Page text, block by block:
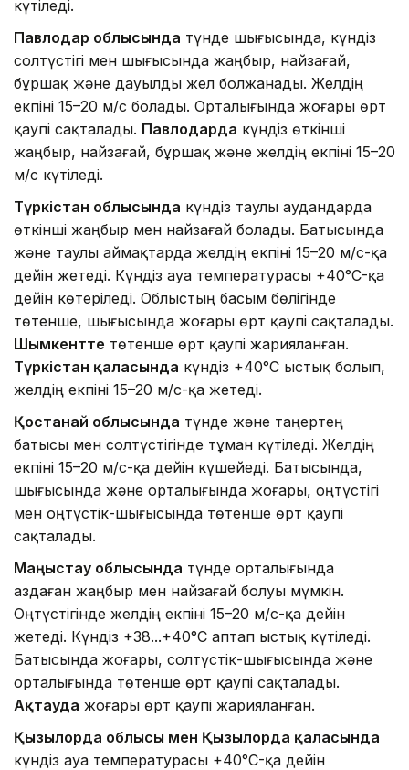
күтіледі.
Павлодар облысында түнде шығысында, күндіз
солтүстігі мен шығысында жаңбыр, найзағай,
бұршақ және дауылды жел болжанады. Желдің
екпіні 15–20 м/с болады. Орталығында жоғары өрт
қаупі сақталады. Павлодарда күндіз өткінші
жаңбыр, найзағай, бұршақ және желдің екпіні 15–20
м/с күтіледі.
Түркістан облысында күндіз таулы аудандарда
өткінші жаңбыр мен найзағай болады. Батысында
және таулы аймақтарда желдің екпіні 15–20 м/с-қа
дейін жетеді. Күндіз ауа температурасы +40°C-қа
дейін көтеріледі. Облыстың басым бөлігінде
төтенше, шығысында жоғары өрт қаупі сақталады.
Шымкентте төтенше өрт қаупі жарияланған.
Түркістан қаласында күндіз +40°C ыстық болып,
желдің екпіні 15–20 м/с-қа жетеді.
Қостанай облысында түнде және таңертең
батысы мен солтүстігінде тұман күтіледі. Желдің
екпіні 15–20 м/с-қа дейін күшейеді. Батысында,
шығысында және орталығында жоғары, оңтүстігі
мен оңтүстік-шығысында төтенше өрт қаупі
сақталады.
Маңғыстау облысында түнде орталығында
аздаған жаңбыр мен найзағай болуы мүмкін.
Оңтүстігінде желдің екпіні 15–20 м/с-қа дейін
жетеді. Күндіз +38...+40°C аптап ыстық күтіледі.
Батысында жоғары, солтүстік-шығысында және
орталығында төтенше өрт қаупі сақталады.
Ақтауда жоғары өрт қаупі жарияланған.
Қызылорда облысы мен Қызылорда қаласында
күндіз ауа температурасы +40°C-қа дейін